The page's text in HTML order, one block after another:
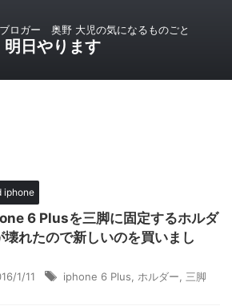
ロガー 奥野 大児の気になるものごと
明日やります
iphone
6 Plusを三脚に固定するホルダ
壊れたので新しいのを買いまし
1/11 iphone 6 Plus ホルダー 三脚